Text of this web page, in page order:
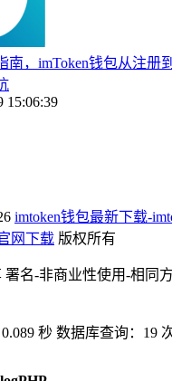
南，imToken钱包从注册
15:06:39
imtoken钱包最新下载-
网下载 版权所有
署名-非商业性使用-相同
秒 数据库查询：19